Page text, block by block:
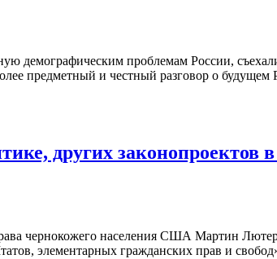
демографическим проблемам России,
предметный и честный разговор о
других законопроектов в
чернокожего населения США Мартин
элементарных гражданских прав и